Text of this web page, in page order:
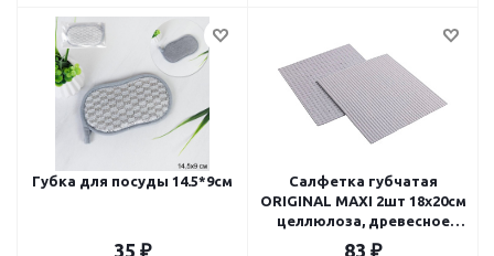
Губка для посуды 14.5*9см
35 ₽
Салфетка губчатая
ORIGINAL MAXI 2шт 18x20см
целлюлоза, древесное
волокно, хлопок
83 ₽